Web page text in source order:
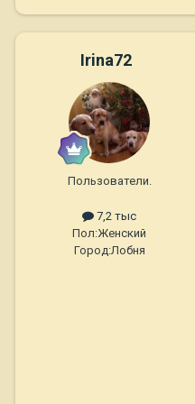
Irina72
Пользователи.
7,2 тыс
Пол:Женский
Город:Лобня